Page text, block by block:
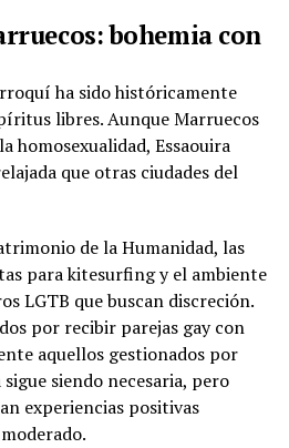
bohemia con
ha sido históricamente
libres. Aunque Marruecos
homosexualidad, Essaouira
que otras ciudades del
de la Humanidad, las
para kitesurfing y el ambiente
LGTB que buscan discreción.
por recibir parejas gay con
aquellos gestionados por
siendo necesaria, pero
experiencias positivas